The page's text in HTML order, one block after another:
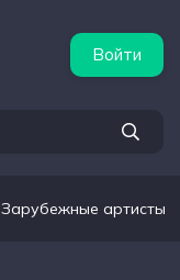
Войти
Зарубежные артисты